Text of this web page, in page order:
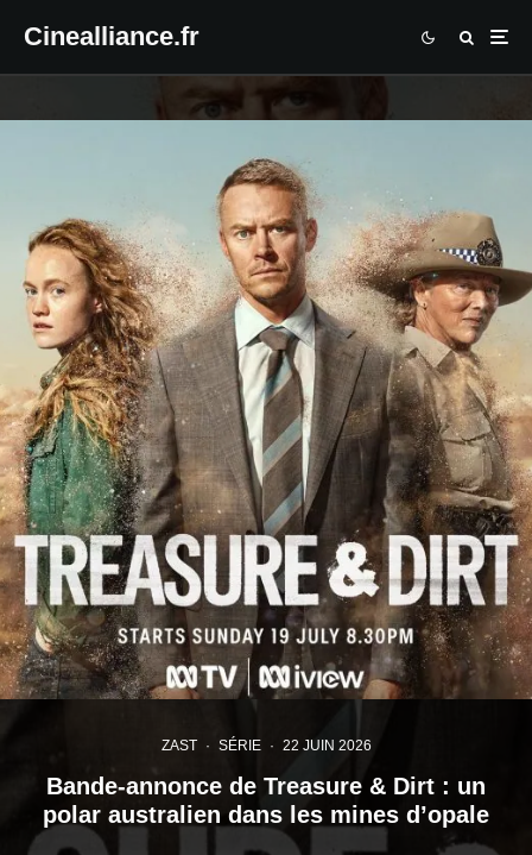
Cinealliance.fr
ZAST · SÉRIE · 22 JUIN 2026
Bande-annonce de Treasure & Dirt : un
polar australien dans les mines d’opale